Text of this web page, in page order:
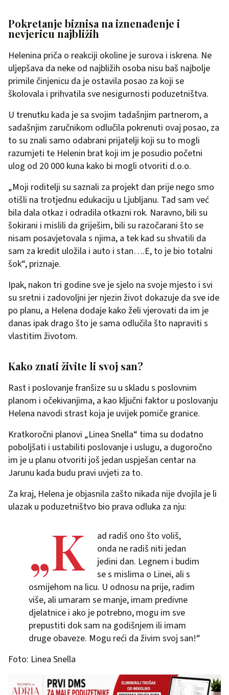
Pokretanje biznisa na iznenađenje i
nevjericu najbližih
Helenina priča o reakciji okoline je surova i iskrena. Ne
uljepšava da neke od najbližih osoba nisu baš najbolje
primile činjenicu da je ostavila posao za koji se
školovala i prihvatila sve nesigurnosti poduzetništva.
U trenutku kada je sa svojim tadašnjim partnerom, a
sadašnjim zaručnikom odlučila pokrenuti ovaj posao, za
to su znali samo odabrani prijatelji koji su to mogli
razumjeti te Helenin brat koji im je posudio početni
ulog od 20 000 kuna kako bi mogli otvoriti d.o.o.
„Moji roditelji su saznali za projekt dan prije nego smo
otišli na trotjednu edukaciju u Ljubljanu. Tad sam već
bila dala otkaz i odradila otkazni rok. Naravno, bili su
šokirani i mislili da griješim, bili su razočarani što se
nisam posavjetovala s njima, a tek kad su shvatili da
sam za kredit uložila i auto i stan….E, to je bio totalni
šok“, priznaje.
Ipak, nakon tri godine sve je sjelo na svoje mjesto i svi
su sretni i zadovoljni jer njezin život dokazuje da sve ide
po planu, a Helena dodaje kako želi vjerovati da im je
danas ipak drago što je sama odlučila što napraviti s
vlastitim životom.
Kako znati živite li svoj san?
Rast i poslovanje franšize su u skladu s poslovnim
planom i očekivanjima, a kao ključni faktor u poslovanju
Helena navodi strast koja je uvijek pomiče granice.
Kratkoročni planovi „Linea Snella“ tima su dodatno
poboljšati i ustabiliti poslovanje i uslugu, a dugoročno
im je u planu otvoriti još jedan uspješan centar na
Jarunu kada budu pravi uvjeti za to.
Za kraj, Helena je objasnila zašto nikada nije dvojila je li
ulazak u poduzetništvo bio prava odluka za nju:
„K
ad radiš ono što voliš,
onda ne radiš niti jedan
jedini dan. Legnem i budim
se s mislima o Linei, ali s
osmijehom na licu. U odnosu na prije, radim
više, ali umaram se manje, imam predivne
djelatnice i ako je potrebno, mogu im sve
prepustiti dok sam na godišnjem ili imam
druge obaveze. Mogu reći da živim svoj san!“
Foto: Linea Snella